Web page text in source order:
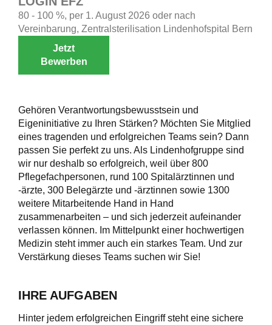
80 - 100 %, per 1. August 2026 oder nach
Vereinbarung, Zentralsterilisation Lindenhofspital Bern
Jetzt
Bewerben
Gehören Verantwortungsbewusstsein und
Eigeninitiative zu Ihren Stärken? Möchten Sie Mitglied
eines tragenden und erfolgreichen Teams sein? Dann
passen Sie perfekt zu uns. Als Lindenhofgruppe sind
wir nur deshalb so erfolgreich, weil über 800
Pflegefachpersonen, rund 100 Spitalärztinnen und
-ärzte, 300 Belegärzte und -ärztinnen sowie 1300
weitere Mitarbeitende Hand in Hand
zusammenarbeiten – und sich jederzeit aufeinander
verlassen können. Im Mittelpunkt einer hochwertigen
Medizin steht immer auch ein starkes Team. Und zur
Verstärkung dieses Teams suchen wir Sie!
IHRE AUFGABEN
Hinter jedem erfolgreichen Eingriff steht eine sichere